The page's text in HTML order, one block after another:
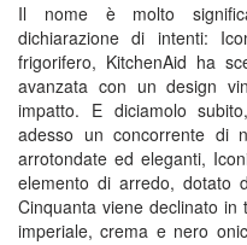
Il nome è molto
dichiarazione di intenti:
frigorifero, KitchenAid ha
avanzata con un design
impatto. E diciamolo
adesso un concorrente di
arrotondate ed eleganti,
elemento di arredo, dotato
Cinquanta viene declinato
imperiale, crema e nero